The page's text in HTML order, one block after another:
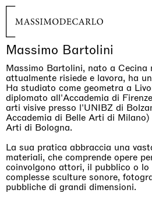
Massimo Bartolini
Massimo Bartolini, nato a Cecina
attualmente risiede e lavora, ha
Ha studiato come geometra a
diplomato all'Accademia di
arti visive presso l'UNIBZ di
Accademia di Belle Arti di
Arti di Bologna.
La sua pratica abbraccia una
materiali, che comprende opere
coinvolgono attori, il pubblico o
complesse sculture sonore,
pubbliche di grandi dimensioni.